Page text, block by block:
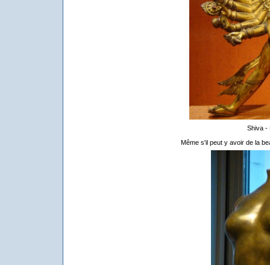
Shiva -
Même s'il peut y avoir de la